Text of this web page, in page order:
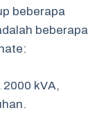
beberapa
beberapa
kVA,